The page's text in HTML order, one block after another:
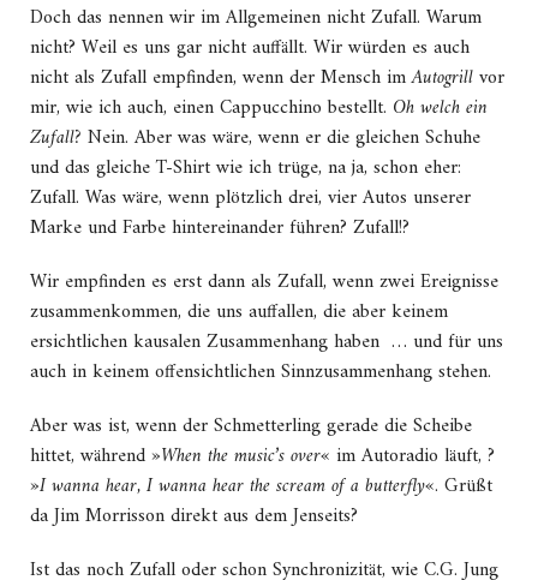
Doch das nennen wir im Allgemeinen nicht Zufall. Warum
nicht? Weil es uns gar nicht auffällt. Wir würden es auch
nicht als Zufall empfinden, wenn der Mensch imAutogrillvor
mir, wie ich auch, einen Cappucchino bestellt. Oh welch ein
Zufall? Nein. Aber was wäre, wenn er die gleichen Schuhe
und das gleiche T-Shirt wie ich trüge, na ja, schon eher:
Zufall. Was wäre, wenn plötzlich drei, vier Autos unserer
Marke und Farbe hintereinander führen? Zufall!?
Wir empfinden es erst dann als Zufall, wenn zwei Ereignisse
zusammenkommen, die uns auffallen, die aber keinem
ersichtlichen kausalen Zusammenhang haben … und für uns
auch in keinem offensichtlichen Sinnzusammenhang stehen.
Aber was ist, wenn der Schmetterling gerade die Scheibe
hittet, während »When the music’s over« im Autoradio läuft, ?
»I wanna hear, I wanna hear the scream of a butterfly«. Grüßt
da Jim Morrisson direkt aus dem Jenseits?
Ist das noch Zufall oder schon Synchronizität, wie C.G. Jung